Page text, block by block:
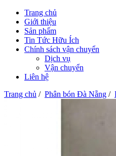
Trang chủ
Giới thiệu
Sản phẩm
Tin Tức Hữu Ích
Chính sách vận chuyển
Dịch vụ
Vận chuyển
Liên hệ
Trang chủ / Phân bón Đà Nẵng /